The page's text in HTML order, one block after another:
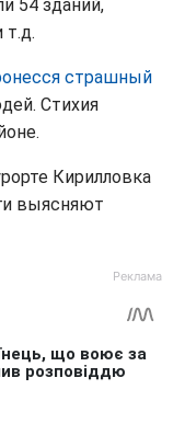
54 зданий,
т.д.
страшный
Стихия
Кирилловка
выясняют